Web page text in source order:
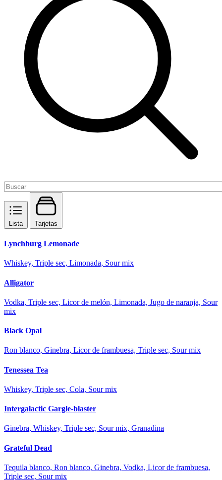
Lista Tarjetas
Lynchburg Lemonade
Whiskey, Triple sec, Limonada, Sour mix
Alligator
Vodka, Triple sec, Licor de melón, Limonada, Jugo de naranja, Sour
mix
Black Opal
Ron blanco, Ginebra, Licor de frambuesa, Triple sec, Sour mix
Tenessea Tea
Whiskey, Triple sec, Cola, Sour mix
Intergalactic Gargle-blaster
Ginebra, Whiskey, Triple sec, Sour mix, Granadina
Grateful Dead
Tequila blanco, Ron blanco, Ginebra, Vodka, Licor de frambuesa,
Triple sec, Sour mix